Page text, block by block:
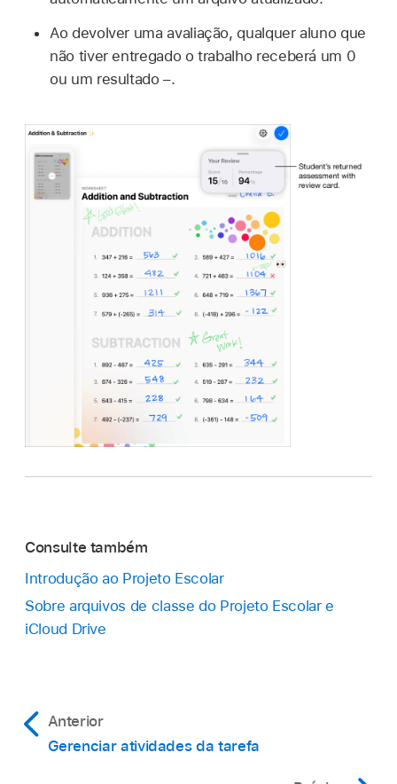
Ao devolver uma avaliação, qualquer aluno que
não tiver entregado o trabalho receberá um 0
ou um resultado –.
Consulte também
Introdução ao Projeto Escolar
Sobre arquivos de classe do Projeto Escolar e
iCloud Drive
Anterior
Gerenciar atividades da tarefa